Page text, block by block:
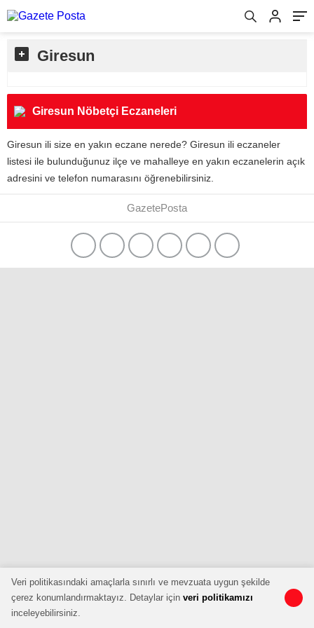
Giresun
Giresun Nöbetçi Eczaneleri
Giresun ili size en yakın eczane nerede? Giresun ili eczaneler
listesi ile bulunduğunuz ilçe ve mahalleye en yakın eczanelerin açık
adresini ve telefon numarasını öğrenebilirsiniz.
GazetePosta
Veri politikasındaki amaçlarla sınırlı ve mevzuata uygun şekilde
çerez konumlandırmaktayız. Detaylar için veri politikamızı
inceleyebilirsiniz.